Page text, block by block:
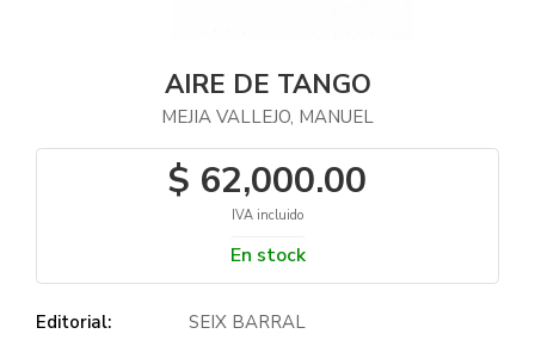
AIRE DE TANGO
MEJIA VALLEJO, MANUEL
$ 62,000.00
IVA incluido
En stock
Editorial:
SEIX BARRAL